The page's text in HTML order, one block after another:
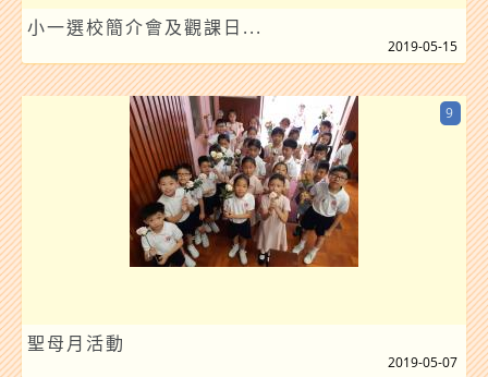
小一選校簡介會及觀課日...
2019-05-15
聖母月活動
9
2019-05-07